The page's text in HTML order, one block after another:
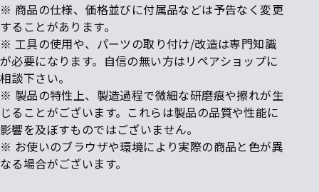
※ 商品の仕様、価格並びに付属品などは予告なく変更
することがあります。
※ 工具の使用や、パーツの取り付け/改造は専門知識
が必要になります。自信の無い方はリペアショップに
相談下さい。
※ 製品の特性上、製造過程で微細な研磨痕や擦れが生
じることがございます。これらは製品の品質や性能に
影響を及ぼすものではございません。
※ お使いのブラウザや環境により実際の商品と色が異
なる場合がございます。